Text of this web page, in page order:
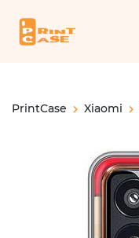
PrintCase Xiaomi